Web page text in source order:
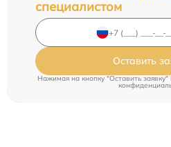
специалистом
Оставить
Нажимая на кнопку "Оставить